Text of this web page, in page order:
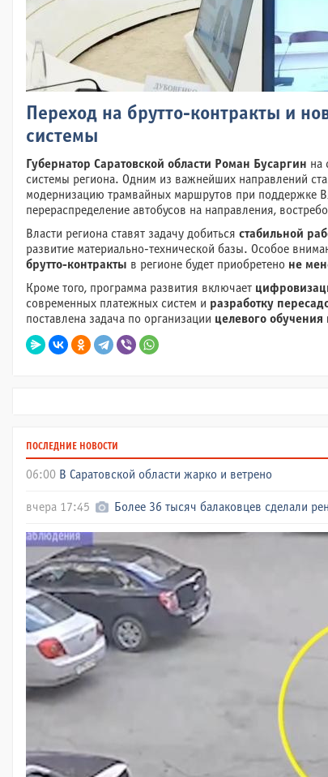
Переход на брутто-контракты и
системы
Губернатор Саратовской области Роман Бусаргин на
системы региона. Одним из важнейших направлений
модернизацию трамвайных маршрутов при поддержке
перераспределение автобусов на направления,
Власти региона ставят задачу добиться стабильной
развитие материально-технической базы. Особое
брутто-контракты в регионе будет приобретено не
Кроме того, программа развития включает
современных платежных систем и разработку
поставлена задача по организации целевого
ПОСЛЕДНИЕ НОВОСТИ
06:00 В Саратовской области жарко и ветрено
вчера 17:45 Более 36 тысяч балаковцев сделали